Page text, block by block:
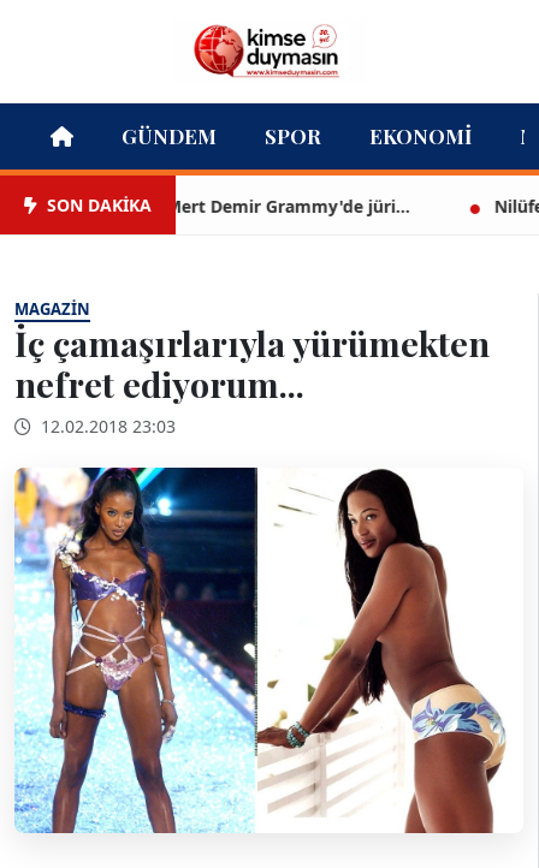
GÜNDEM SPOR EKONOMI
SON DAKİKAMert Demir Grammy'de jüri... Nilüfer
MAGAZIN
İç çamaşırlarıyla yürümekten
nefret ediyorum...
12.02.2018 23:03